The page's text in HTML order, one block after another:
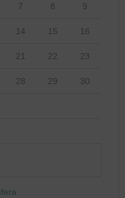
7 8 9
14 15 16
21 22 23
28 29 30